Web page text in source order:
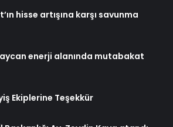
hisse artışına karşı savunma
enerji alanında mutabakat
Ekiplerine Teşekkür